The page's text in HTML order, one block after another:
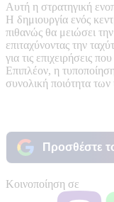
Αυτή η στρατηγική
Η δημιουργία ενός
πιθανώς θα μειώσει
επιταχύνοντας την
για τις επιχειρήσεις
Επιπλέον, η
συνολική ποιότητα
Προσθέστε
Κοινοποίηση σε